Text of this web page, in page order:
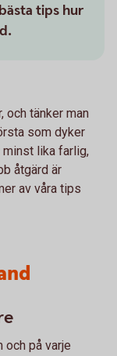
tips hur
och tänker man
som dyker
minst lika farlig,
åtgärd är
av våra tips
och på varje